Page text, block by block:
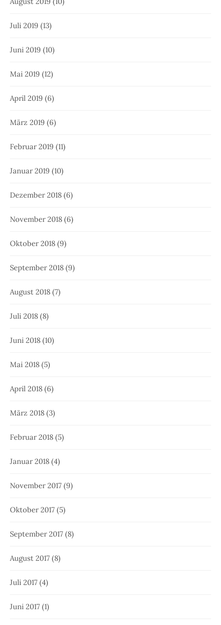
Juli 2019 (13)
Juni 2019 (10)
Mai 2019 (12)
April 2019 (6)
März 2019 (6)
Februar 2019 (11)
Januar 2019 (10)
Dezember 2018 (6)
November 2018 (6)
Oktober 2018 (9)
September 2018 (9)
August 2018 (7)
Juli 2018 (8)
Juni 2018 (10)
Mai 2018 (5)
April 2018 (6)
März 2018 (3)
Februar 2018 (5)
Januar 2018 (4)
November 2017 (9)
Oktober 2017 (5)
September 2017 (8)
August 2017 (8)
Juli 2017 (4)
Juni 2017 (1)